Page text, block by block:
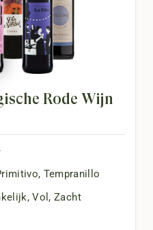
Rode Wijn
, Tempranillo
,Vol ,Zacht